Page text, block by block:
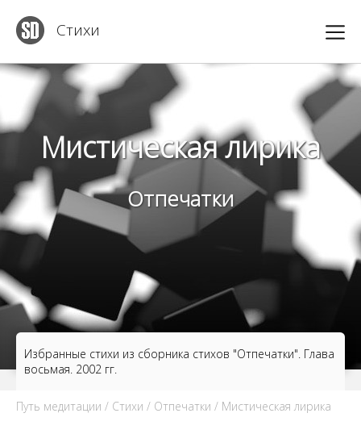
Стихи
Мистическая лирика
Отпечатки
Избранные стихи из сборника стихов "Отпечатки". Глава
восьмая. 2002 гг.
Путь медитации / Стихи / Отпечатки / Мистическая лирика